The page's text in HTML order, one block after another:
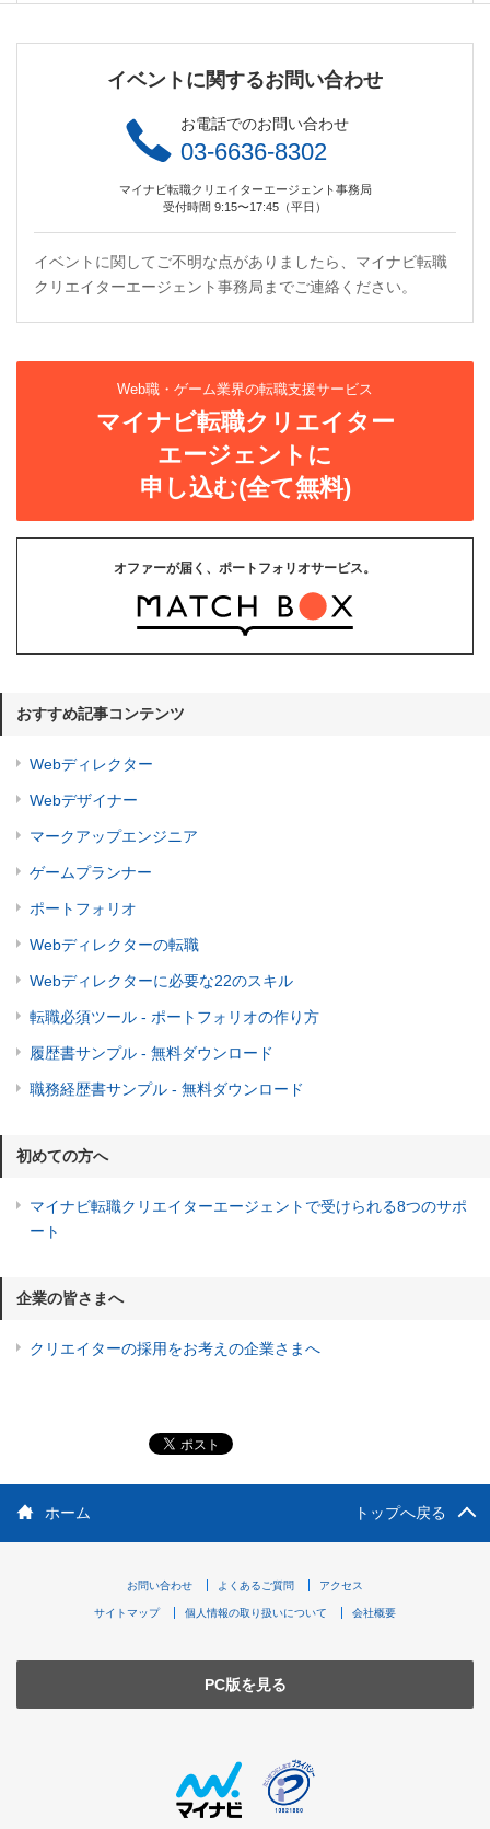
イベントに関するお問い合わせ
お電話でのお問い合わせ
03-6636-8302
マイナビ転職クリエイターエージェント事務局
受付時間 9:15〜17:45（平日）
イベントに関してご不明な点がありましたら、マイナビ転職
クリエイターエージェント事務局までご連絡ください。
Web職・ゲーム業界の転職支援サービス
マイナビ転職クリエイター
エージェントに
申し込む(全て無料)
オファーが届く、ポートフォリオサービス。
おすすめ記事コンテンツ
Webディレクター
Webデザイナー
マークアップエンジニア
ゲームプランナー
ポートフォリオ
Webディレクターの転職
Webディレクターに必要な22のスキル
転職必須ツール - ポートフォリオの作り方
履歴書サンプル - 無料ダウンロード
職務経歴書サンプル - 無料ダウンロード
初めての方へ
マイナビ転職クリエイターエージェントで受けられる8つのサポ
ート
企業の皆さまへ
クリエイターの採用をお考えの企業さまへ
ホーム トップへ戻る
お問い合わせ よくあるご質問 アクセス
サイトマップ 個人情報の取り扱いについて 会社概要
PC版を見る